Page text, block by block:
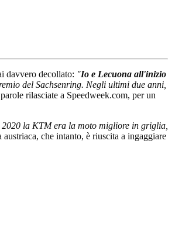
davvero decollato: "Io e Lecuona all'inizio
del Sachsenring. Negli ultimi due anni,
rilasciate a Speedweek.com, per un
2020 la KTM era la moto migliore in griglia,
che intanto, è riuscita a ingaggiare